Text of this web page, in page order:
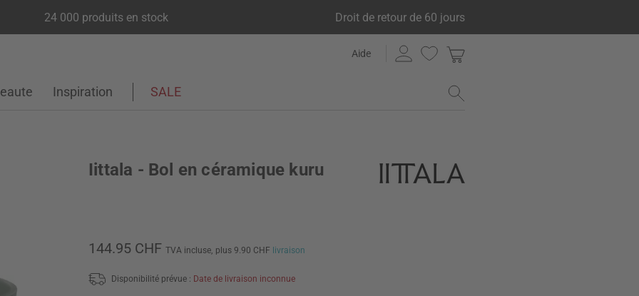
24 000 produits en stock Droit de retour de 60 jours
Aide
Inspiration SALE
Iittala - Bol en céramique kuru
144.95 CHF TVA incluse, plus 9.90 CHF livraison
Disponibilité prévue : Date de livraison inconnue